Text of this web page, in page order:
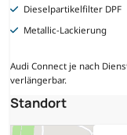
Dieselpartikelfilter DPF
Metallic-Lackierung
Audi Connect je nach
verlängerbar.
Standort